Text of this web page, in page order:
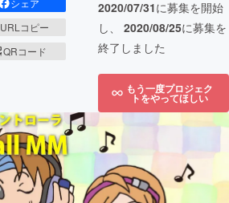
URLコピー
QRコード
2020/07/31に募集を開始
し、 2020/08/25に募集を
終了しました
もう一度プロジェク
トをやってほしい